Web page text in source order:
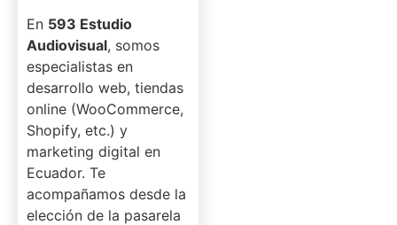
En 593 Estudio
Audiovisual, somos
especialistas en
desarrollo web, tiendas
online (WooCommerce,
Shopify, etc.) y
marketing digital en
Ecuador. Te
acompañamos desde la
elección de la pasarela